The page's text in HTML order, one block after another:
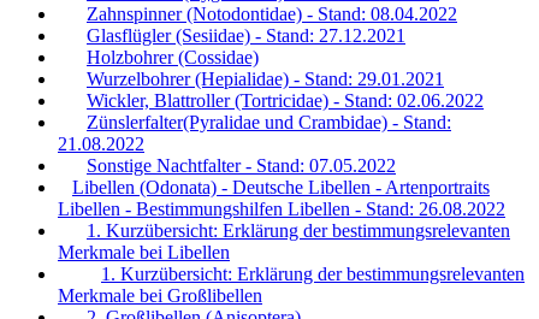
Zahnspinner (Notodontidae) - Stand: 08.04.2022
Glasflügler (Sesiidae) - Stand: 27.12.2021
Holzbohrer (Cossidae)
Wurzelbohrer (Hepialidae) - Stand: 29.01.2021
Wickler, Blattroller (Tortricidae) - Stand: 02.06.2022
Zünslerfalter(Pyralidae und Crambidae) - Stand:
21.08.2022
Sonstige Nachtfalter - Stand: 07.05.2022
Libellen (Odonata) - Deutsche Libellen - Artenportraits
Libellen - Bestimmungshilfen Libellen - Stand: 26.08.2022
1. Kurzübersicht: Erklärung der bestimmungsrelevanten
Merkmale bei Libellen
1. Kurzübersicht: Erklärung der bestimmungsrelevanten
Merkmale bei Großlibellen